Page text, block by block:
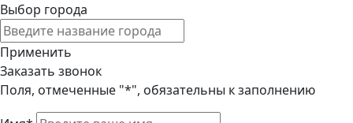
Выбор города
Применить
Заказать звонок
Поля, отмеченные "*", обязательны к заполнению